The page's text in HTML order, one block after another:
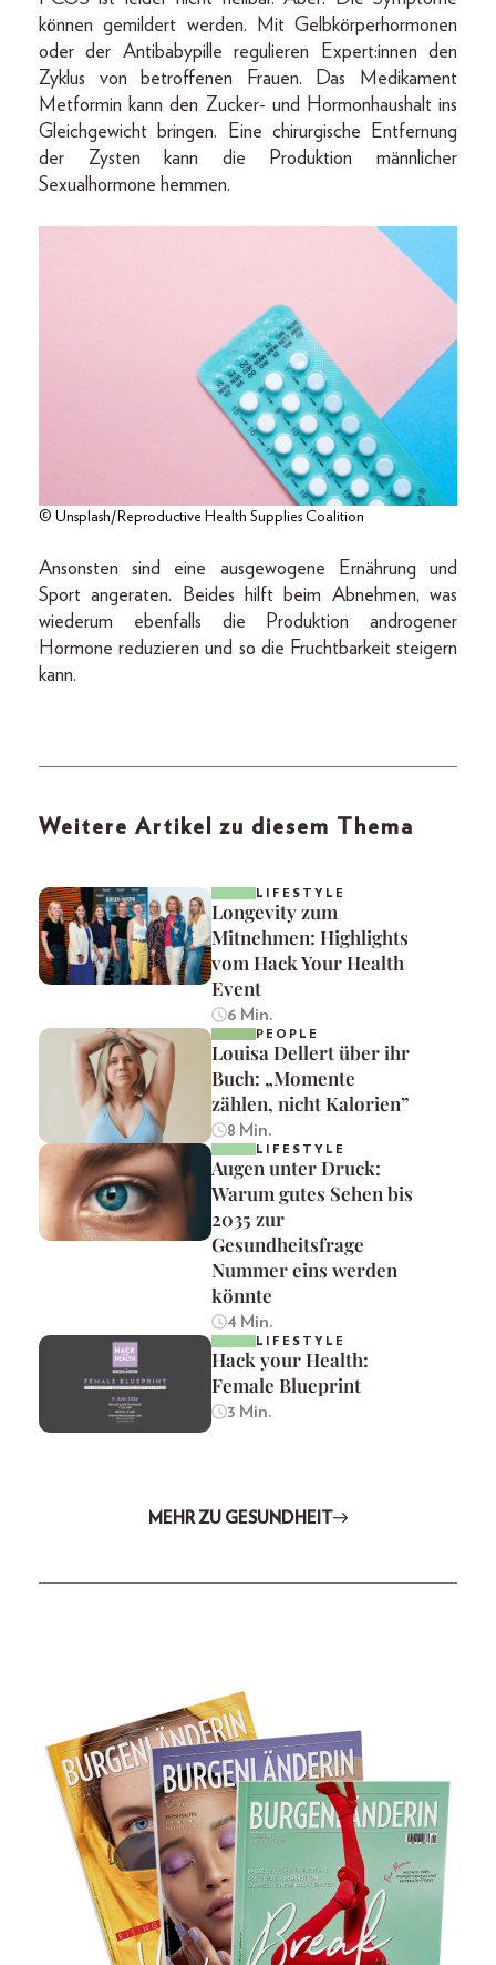
können gemildert werden. Mit Gelbkörperhormonen
oder der Antibabypille regulieren Expert:innen den
Zyklus von betroffenen Frauen. Das Medikament
Metformin kann den Zucker- und Hormonhaushalt ins
Gleichgewicht bringen. Eine chirurgische Entfernung
der Zysten kann die Produktion männlicher
Sexualhormone hemmen.
© Unsplash/Reproductive Health Supplies Coalition
Ansonsten sind eine ausgewogene Ernährung und
Sport angeraten. Beides hilft beim Abnehmen, was
wiederum ebenfalls die Produktion androgener
Hormone reduzieren und so die Fruchtbarkeit steigern
kann.
Weitere Artikel zu diesem Thema
LIFESTYLE
Longevity zum
Mitnehmen: Highlights
vom Hack Your Health
Event
6 Min.
PEOPLE
Louisa Dellert über ihr
Buch: „Momente
zählen, nicht Kalorien”
8 Min.
LIFESTYLE
Augen unter Druck:
Warum gutes Sehen bis
2035 zur
Gesundheitsfrage
Nummer eins werden
könnte
4 Min.
LIFESTYLE
Hack your Health:
Female Blueprint
3 Min.
MEHR ZU GESUNDHEIT